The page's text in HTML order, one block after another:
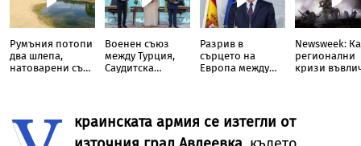
Румъния потопи
два шлепа,
натоварени със
Военен съюз
между Турция,
Саудитска
Разрив в
сърцето на
Европа между
Newsweek:
регионални
кризи
краинската армия се изтегли от